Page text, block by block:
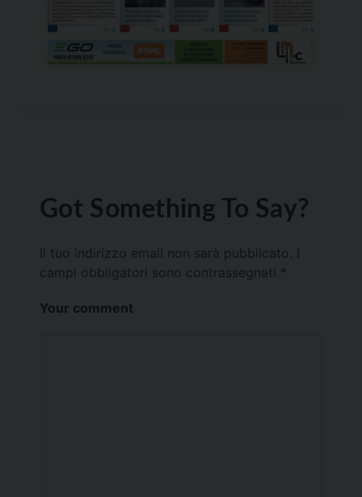
Got Something To Say?
Il tuo indirizzo email non sarà pubblicato.
campi obbligatori sono contrassegnati *
Your comment